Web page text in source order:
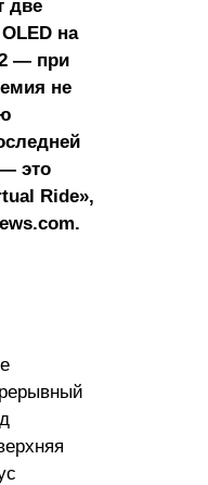
две
на
— при
не
это
Ride»,